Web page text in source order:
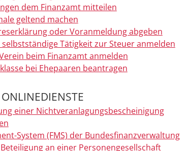
dem Finanzamt mitteilen
geltend machen
oder Voranmeldung abgeben
Tätigkeit zur Steuer anmelden
beim Finanzamt anmelden
bei Ehepaaren beantragen
einer Nichtveranlagungsbescheinigung
System (FMS) der Bundesfinanzverwaltung
an einer Personengesellschaft